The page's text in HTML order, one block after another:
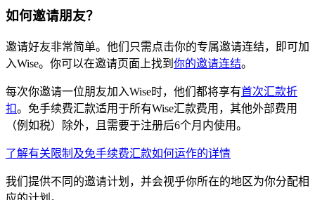
如何邀请朋友？
邀请好友非常简单。他们只需点击你的专属邀请连结，即可加
入Wise。你可以在邀请页面上找到 你的邀请连结。
每次你邀请一位朋友加入Wise时，他们都将享有首次汇款折
扣。免手续费汇款适用于所有Wise汇款费用，其他外部费用
（例如税）除外，且需要于注册后6个月内使用。
了解有关限制及免手续费汇款如何运作的详情
我们提供不同的邀请计划，并会视乎你所在的地区为你分配相